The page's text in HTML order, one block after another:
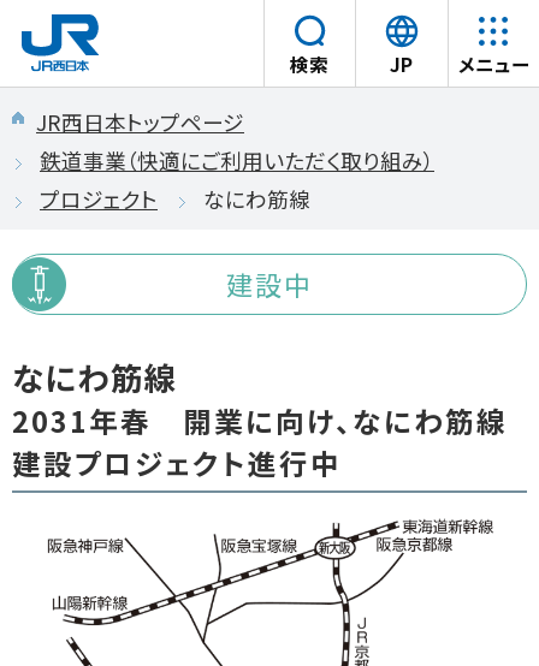
検索 JP
言
語
選
択
メニュー
JR西日本トップページ
鉄道事業（快適にご利用いただく取り組み）
プロジェクト
なにわ筋線
建設中
なにわ筋線
2031年春 開業に向け、なにわ筋線
建設プロジェクト進行中